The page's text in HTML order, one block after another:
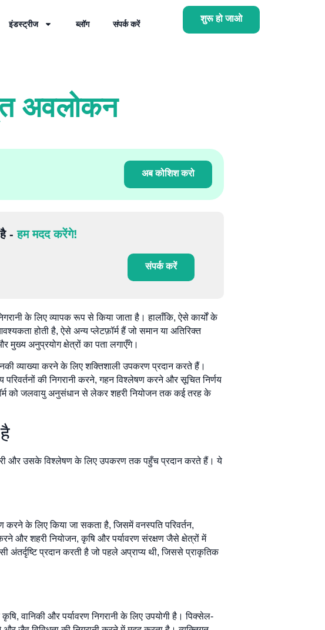
इंडस्ट्रीज ब्लॉग संपर्क करें
शुरू हो जाओ
अवलोकन
अब कोशिश करो
है -हम मदद करेंगे!
संपर्क करें
के लिए व्यापक रूप से किया जाता है। हालाँकि, ऐसे कार्यों के
होती है, ऐसे अन्य प्लेटफ़ॉर्म हैं जो समान या अतिरिक्त
अनुप्रयोग क्षेत्रों का पता लगाएँगे।
व्याख्या करने के लिए शक्तिशाली उपकरण प्रदान करते हैं।
परिवर्तनों की निगरानी करने, गहन विश्लेषण करने और सूचित निर्णय
को जलवायु अनुसंधान से लेकर शहरी नियोजन तक कई तरह के
और उसके विश्लेषण के लिए उपकरण तक पहुँच प्रदान करते हैं। ये
करने के लिए किया जा सकता है, जिसमें वनस्पति परिवर्तन,
और शहरी नियोजन, कृषि और पर्यावरण संरक्षण जैसे क्षेत्रों में
प्रदान करती है जो पहले अप्राप्य थी, जिससे प्राकृतिक
वानिकी और पर्यावरण निगरानी के लिए उपयोगी है। पिक्सेल-